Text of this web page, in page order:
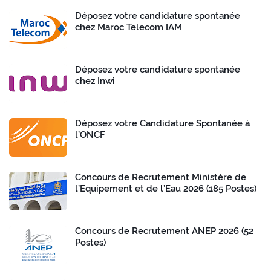
Déposez votre candidature spontanée
chez Maroc Telecom IAM
Déposez votre candidature spontanée
chez Inwi
Déposez votre Candidature Spontanée à
l’ONCF
Concours de Recrutement Ministère de
l’Equipement et de l’Eau 2026 (185 Postes)
Concours de Recrutement ANEP 2026 (52
Postes)